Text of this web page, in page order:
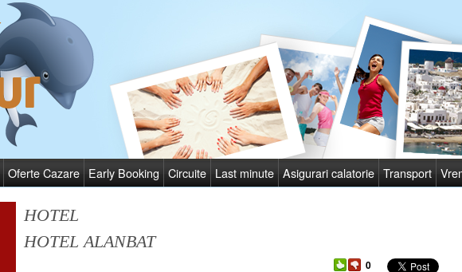
Oferte Cazare Early Booking Circuite Last minute Asigurari calatorie Transport
HOTEL
HOTEL ALANBAT
0